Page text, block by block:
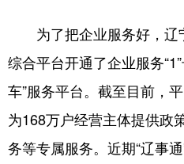
为了把企业服务好，辽
综合平台开通了企业服务
车”服务平台。截至目前，
为168万户经营主体提供政
务等专属服务。近期“辽事